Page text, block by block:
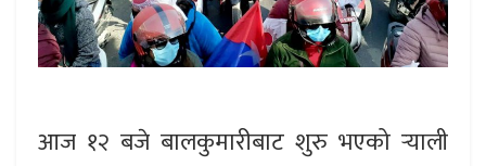
आज १२ बजे बालकुमारीबाट शुरु भएको र्‍याली